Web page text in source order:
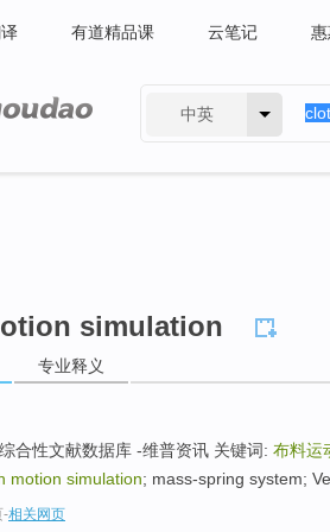
有道精品课 云笔记
中英
simulation
专业释义
合性文献数据库 -维普资讯 关键词: 布料运
motion simulation; mass-spring system;
-相关网页